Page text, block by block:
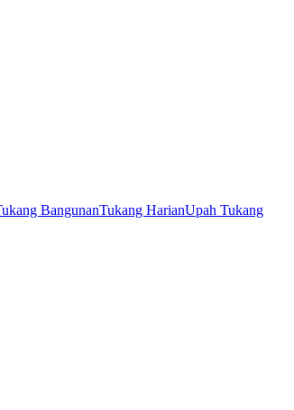
BangunanTukang HarianUpah Tukang